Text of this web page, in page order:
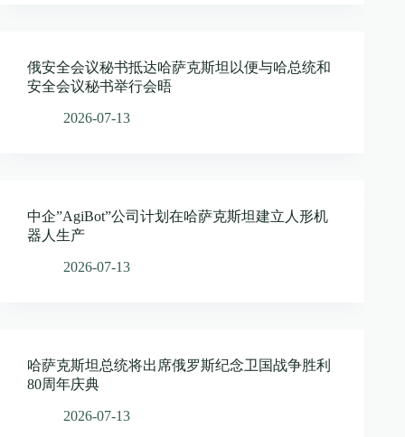
俄安全会议秘书抵达哈萨克斯坦以便与哈总统和
安全会议秘书举行会晤
2026-07-13
中企”AgiBot”公司计划在哈萨克斯坦建立人形机
器人生产
2026-07-13
哈萨克斯坦总统将出席俄罗斯纪念卫国战争胜利
80周年庆典
2026-07-13